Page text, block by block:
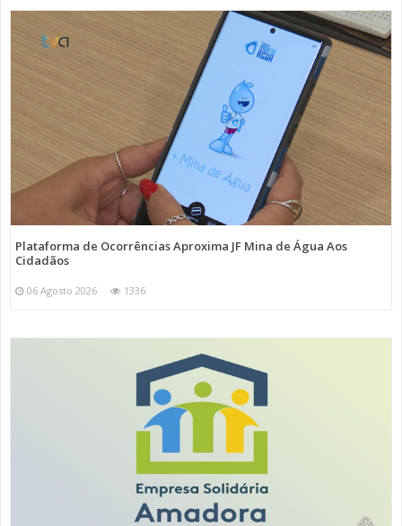
Plataforma de Ocorrências Aproxima JF Mina de Água Aos
Cidadãos
06 Agosto 2026 1336